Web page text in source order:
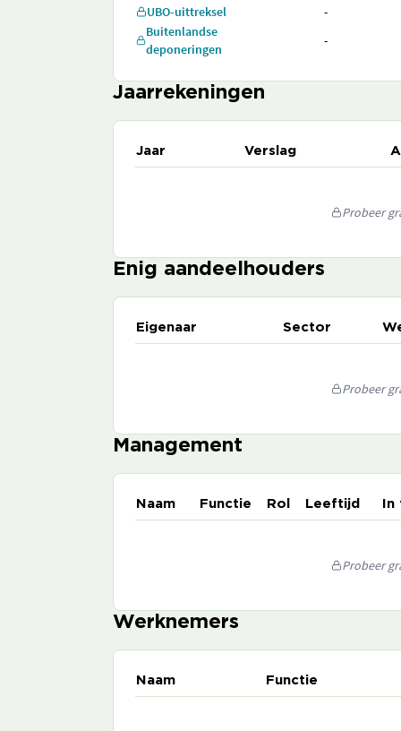
UBO-uittreksel
-
Buitenlandse
deponeringen
-
Jaarrekeningen
Jaar Verslag
Probeer
Enig aandeelhouders
Eigenaar Sector
Probeer
Management
Naam Functie Rol Leeftijd
Probeer
Werknemers
Naam Functie